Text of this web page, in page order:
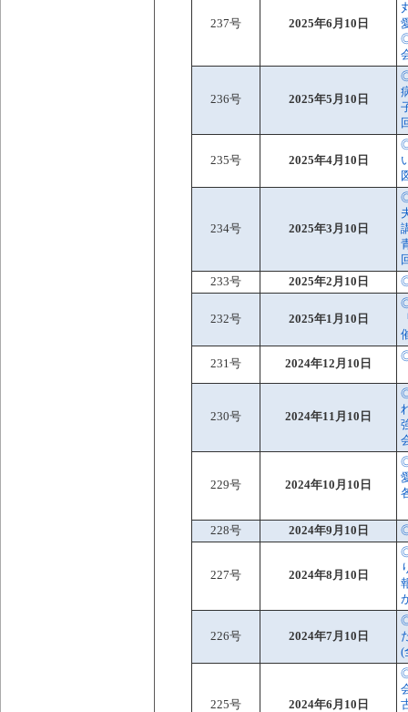
237号 2025年6月10日
236号 2025年5月10日
235号 2025年4月10日
234号 2025年3月10日
233号
2025年2月10日
232号 2025年1月10日
231号 2024年12月10日
230号 2024年11月10日
229号 2024年10月10日
228号
2024年9月10日
227号 2024年8月10日
226号 2024年7月10日
(
225号 2024年6月10日